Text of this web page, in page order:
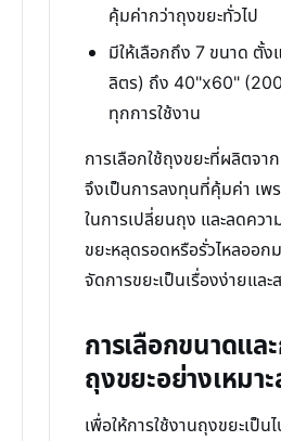
คุ้มค่ากว่าถุงขยะทั่วไป
มีให้เลือกถึง 7 ขนาด ตั้
ลิตร) ถึง 40"x60"
ทุกการใช้งาน
การเลือกใช้ถุงขยะที่ผลิตจา
จึงเป็นการลงทุนที่คุ้มค่า เพ
ในการเปลี่ยนถุง และลดคว
ขยะหลุดรอดหรือรั่วไหลออก
จัดการขยะเป็นเรื่องง่ายและ
การเลือกขนาดแล
ถุงขยะอย่างเหมา
เพื่อให้การใช้งานถุงขยะเป็น